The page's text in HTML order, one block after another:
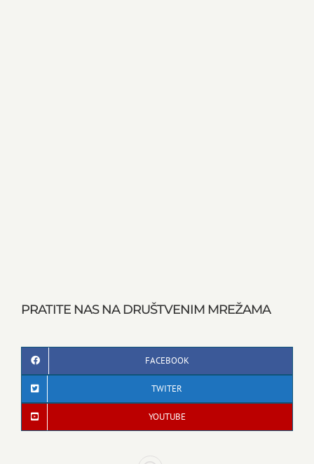
PRATITE NAS NA DRUŠTVENIM MREŽAMA
FACEBOOK
TWITER
YOUTUBE